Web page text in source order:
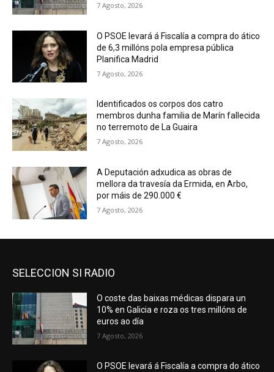
7 Agosto, 2026
O PSOE levará á Fiscalía a compra do ático
de 6,3 millóns pola empresa pública
Planifica Madrid
7 Agosto, 2026
Identificados os corpos dos catro
membros dunha familia de Marín fallecida
no terremoto de La Guaira
7 Agosto, 2026
A Deputación adxudica as obras de
mellora da travesía da Ermida, en Arbo,
por máis de 290.000 €
7 Agosto, 2026
SELECCION SI RADIO
O coste das baixas médicas dispara un
10% en Galicia e roza os tres millóns de
euros ao día
7 Agosto, 2026
O PSOE levará á Fiscalía a compra do ático